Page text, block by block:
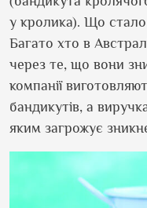
у кролика). Що
Багато хто в
через те, що вони
компанії
бандикутів, а
яким загрожує